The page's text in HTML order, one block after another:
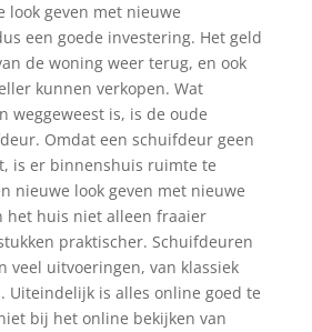
look geven met nieuwe
een goede investering. Het geld
de woning weer terug, en ook
kunnen verkopen. Wat
weggeweest is, is de oude
Omdat een schuifdeur geen
is er binnenshuis ruimte te
nieuwe look geven met nieuwe
het huis niet alleen fraaier
praktischer. Schuifdeuren
veel uitvoeringen, van klassiek
Uiteindelijk is alles online goed te
bij het online bekijken van